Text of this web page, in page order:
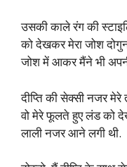
उसकी काले रंग की
को देखकर मेरा जोश
जोश में आकर मैंने भी
दीप्ति की सेक्सी नजर
वो मेरे फूलते हुए लंड को
लाली नजर आने लगी थी.